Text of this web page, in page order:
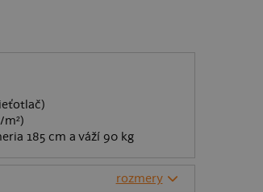
185 cm a váží 90 kg
rozmery